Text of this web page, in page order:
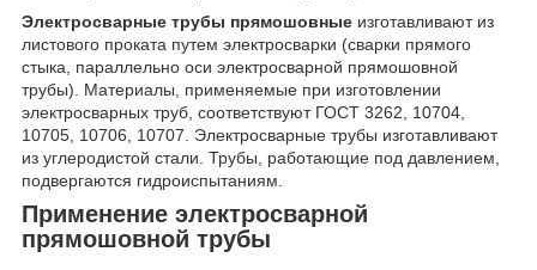
Электросварные трубы прямошовные изготавливают из
листового проката путем электросварки (сварки прямого
стыка, параллельно оси электросварной прямошовной
трубы). Материалы, применяемые при изготовлении
электросварных труб, соответствуют ГОСТ 3262, 10704,
10705, 10706, 10707. Электросварные трубы изготавливают
из углеродистой стали. Трубы, работающие под давлением,
подвергаются гидроиспытаниям.
Применение электросварной
прямошовной трубы